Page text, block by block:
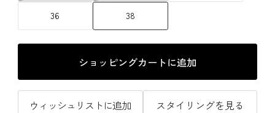
36 38
ショッピングカートに追加
ウィッシュリストに追加 スタイリングを見る